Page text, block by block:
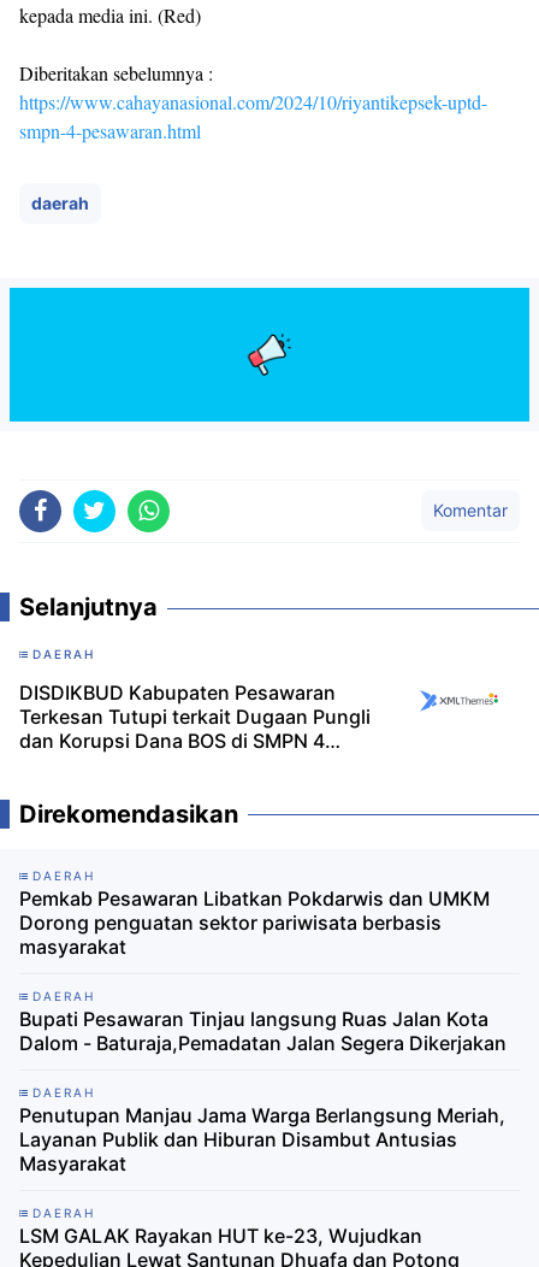
kepada media ini. (Red)
Diberitakan sebelumnya :
https://www.cahayanasional.com/2024/10/riyantikepsek-uptd-
smpn-4-pesawaran.html
daerah
Komentar
Selanjutnya
DAERAH
DISDIKBUD Kabupaten Pesawaran
Terkesan Tutupi terkait Dugaan Pungli
dan Korupsi Dana BOS di SMPN 4
Direkomendasikan
DAERAH
Pemkab Pesawaran Libatkan Pokdarwis dan UMKM
Dorong penguatan sektor pariwisata berbasis
masyarakat
DAERAH
Bupati Pesawaran Tinjau langsung Ruas Jalan Kota
Dalom - Baturaja,Pemadatan Jalan Segera Dikerjakan
DAERAH
Penutupan Manjau Jama Warga Berlangsung Meriah,
Layanan Publik dan Hiburan Disambut Antusias
Masyarakat
DAERAH
LSM GALAK Rayakan HUT ke-23, Wujudkan
Kepedulian Lewat Santunan Dhuafa dan Potong